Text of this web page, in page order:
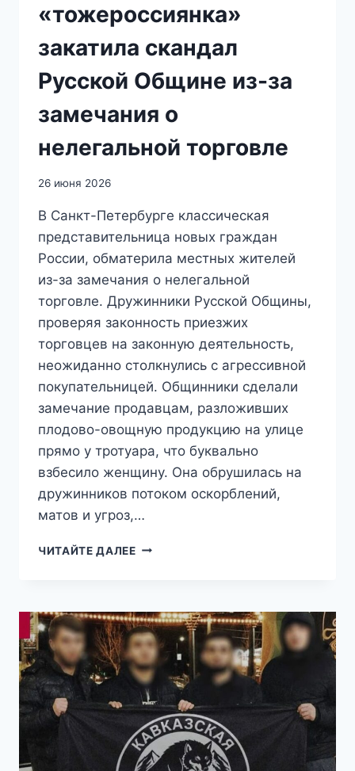
«тожероссиянка»
закатила скандал
Русской Общине из-за
замечания о
нелегальной торговле
26 июня 2026
В Санкт-Петербурге классическая
представительница новых граждан
России, обматерила местных жителей
из-за замечания о нелегальной
торговле. Дружинники Русской Общины,
проверяя законность приезжих
торговцев на законную деятельность,
неожиданно столкнулись с агрессивной
покупательницей. Общинники сделали
замечание продавцам, разложивших
плодово-овощную продукцию на улице
прямо у тротуара, что буквально
взбесило женщину. Она обрушилась на
дружинников потоком оскорблений,
матов и угроз,…
ЧИТАЙТЕ ДАЛЕЕ«СТЫДНО
В
ОДНОЙ
СТРАНЕ!»:
В
ПЕТЕРБУРГЕ
«ТОЖЕРОССИЯНКА»
ЗАКАТИЛА
СКАНДАЛ
РУССКОЙ
ОБЩИНЕ